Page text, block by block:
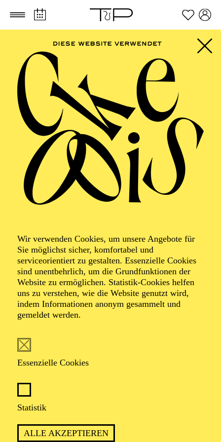
Zum Hauptinhalt springen Zum Footer springen
Wir verwenden Cookies, um unsere Angebote für
Sie möglichst sicher, komfortabel und
serviceorientiert zu gestalten. Essenzielle Cookies
sind unentbehrlich, um die Grundfunktionen der
Website zu ermöglichen. Statistik-Cookies helfen
uns zu verstehen, wie die Website genutzt wird,
indem Informationen anonym gesammelt und
gemeldet werden.
Essenzielle Cookies
Statistik
ALLE AKZEPTIEREN
Foto: Jan Frankl
Alfred Mayerhofer
Kostüme für zahlreiche Schauspiel- und Musiktheater-